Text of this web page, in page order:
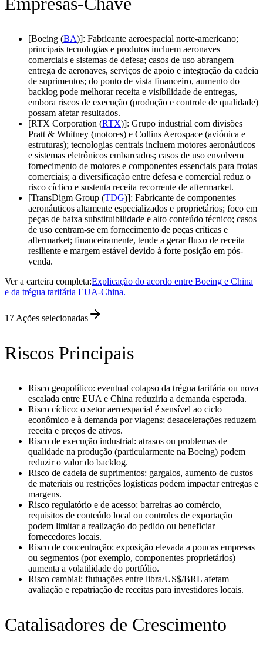
[Boeing (BA)]: Fabricante aeroespacial norte-americano;
principais tecnologias e produtos incluem aeronaves
comerciais e sistemas de defesa; casos de uso abrangem
entrega de aeronaves, serviços de apoio e integração da cadeia
de suprimentos; do ponto de vista financeiro, aumento do
backlog pode melhorar receita e visibilidade de entregas,
embora riscos de execução (produção e controle de qualidade)
possam afetar resultados.
[RTX Corporation (RTX)]: Grupo industrial com divisões
Pratt & Whitney (motores) e Collins Aerospace (aviónica e
estruturas); tecnologias centrais incluem motores aeronáuticos
e sistemas eletrônicos embarcados; casos de uso envolvem
fornecimento de motores e componentes essenciais para frotas
comerciais; a diversificação entre defesa e comercial reduz o
risco cíclico e sustenta receita recorrente de aftermarket.
[TransDigm Group (TDG)]: Fabricante de componentes
aeronáuticos altamente especializados e proprietários; foco em
peças de baixa substituibilidade e alto conteúdo técnico; casos
de uso centram-se em fornecimento de peças críticas e
aftermarket; financeiramente, tende a gerar fluxo de receita
resiliente e margem estável devido à forte posição em pós-
venda.
Ver a carteira completa:Explicação do acordo entre Boeing e China
e da trégua tarifária EUA-China.
17 Ações selecionadas
Riscos Principais
Risco geopolítico: eventual colapso da trégua tarifária ou nova
escalada entre EUA e China reduziria a demanda esperada.
Risco cíclico: o setor aeroespacial é sensível ao ciclo
econômico e à demanda por viagens; desacelerações reduzem
receita e preços de ativos.
Risco de execução industrial: atrasos ou problemas de
qualidade na produção (particularmente na Boeing) podem
reduzir o valor do backlog.
Risco de cadeia de suprimentos: gargalos, aumento de custos
de materiais ou restrições logísticas podem impactar entregas e
margens.
Risco regulatório e de acesso: barreiras ao comércio,
requisitos de conteúdo local ou controles de exportação
podem limitar a realização do pedido ou beneficiar
fornecedores locais.
Risco de concentração: exposição elevada a poucas empresas
ou segmentos (por exemplo, componentes proprietários)
aumenta a volatilidade do portfólio.
Risco cambial: flutuações entre libra/US$/BRL afetam
avaliação e repatriação de receitas para investidores locais.
Catalisadores de Crescimento